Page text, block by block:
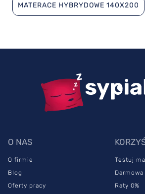
MATERACE HYBRYDOWE 140X200
O NAS
O firmie
Blog
Oferty pracy
Testuj
Raty 0%